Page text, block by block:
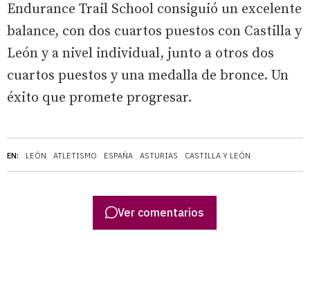
EN: LEÓN ATLETISMO ESPAÑA ASTURIAS CASTILLA Y LEÓN
Endurance Trail School consiguió un excelente
balance, con dos cuartos puestos con Castilla y
León y a nivel individual, junto a otros dos
cuartos puestos y una medalla de bronce. Un
éxito que promete progresar.
Ver comentarios